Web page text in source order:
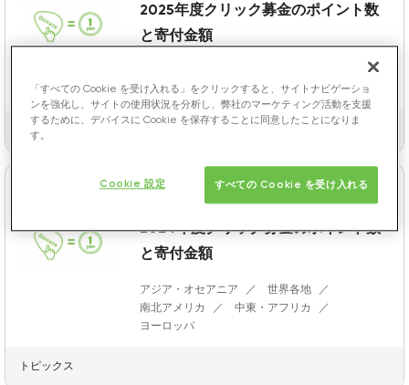
2025年度クリック募金のポイント数
と寄付金額
世界各地
南北アメリカ 中東・アフリカ
トピックス
2024年度クリック募金のポイント数
と寄付金額
アジア・オセアニア
世界各地
南北アメリカ
中東・アフリカ
ヨーロッパ
トピックス
「すべての Cookie を受け入れる」をクリックすると、サイトナビゲーショ
ンを強化し、サイトの使用状況を分析し、弊社のマーケティング活動を支援
するために、デバイスに Cookie を保存することに同意したことになりま
す。
すべての Cookie を受け入れる
Cookie 設定